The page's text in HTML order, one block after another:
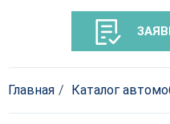
Главная Каталог